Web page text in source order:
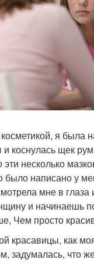
я
коснулась щек
несколько
написано у
мне в
и начинаешь
Чем просто
красавицы, как
задумалась, что